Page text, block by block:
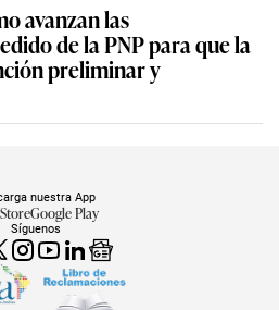
avanzan las
de la PNP para que la
preliminar y
Síguenos
nuestra App
Google Play